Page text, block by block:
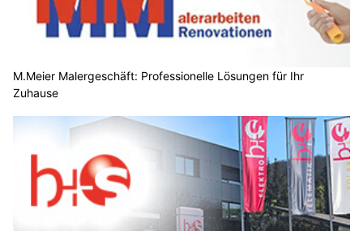
M.Meier Malergeschäft: Professionelle Lösungen für Ihr
Zuhause